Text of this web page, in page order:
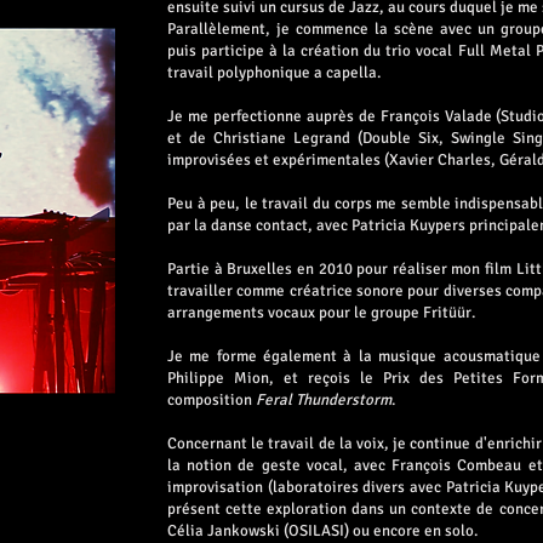
ensuite suivi un cursus de Jazz, au cours duquel je
Parallèlement, je commence la scène avec un
puis participe à la création du trio vocal Full Metal
travail polyphonique a capella.
Je me perfectionne auprès de François Valade
et de Christiane Legrand (Double Six, Swingle
improvisées et expérimentales (Xavier Charles,
Peu à peu, le travail du corps me semble
par la danse contact, avec Patricia Kuypers
Partie à Bruxelles en 2010 pour réaliser mon film
travailler comme créatrice sonore pour diverses
arrangements vocaux pour le groupe Fritüür.
Je me forme également à la musique
Philippe Mion, et reçois le Prix des Petites
composition Feral Thunderstorm.
Concernant le travail de la voix, je continue
la notion de geste vocal, avec François Combeau
improvisation (laboratoires divers avec Patricia
présent cette exploration dans un contexte de
Célia Jankowski (OSILASI) ou encore en solo.